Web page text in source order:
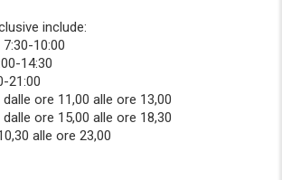
include:
10:00
14:30
21:00
ore 11,00 alle ore 13,00
ore 15,00 alle ore 18,30
alle ore 23,00